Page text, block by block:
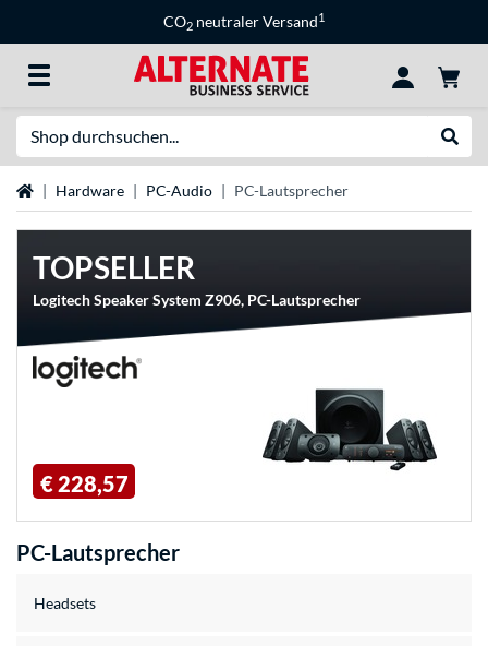
CO2 neutraler Versand1
StartseiteHardware PC-Audio PC-Lautsprecher
TOPSELLER
Logitech Speaker System Z906, PC-Lautsprecher
€ 228,57
PC-Lautsprecher
Headsets